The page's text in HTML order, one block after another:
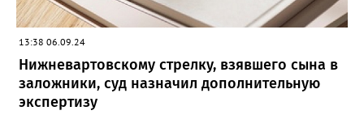
13:38 06.09.24
Нижневартовскому стрелку, взявшего сына в
заложники, суд назначил дополнительную
экспертизу